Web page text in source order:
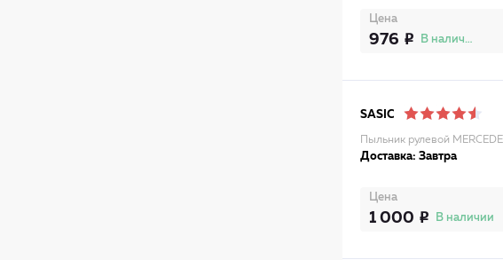
Цена
976 В наличии
SASIC
Пыльник рулевой
Доставка: Завтра
Цена
1 000 В наличии